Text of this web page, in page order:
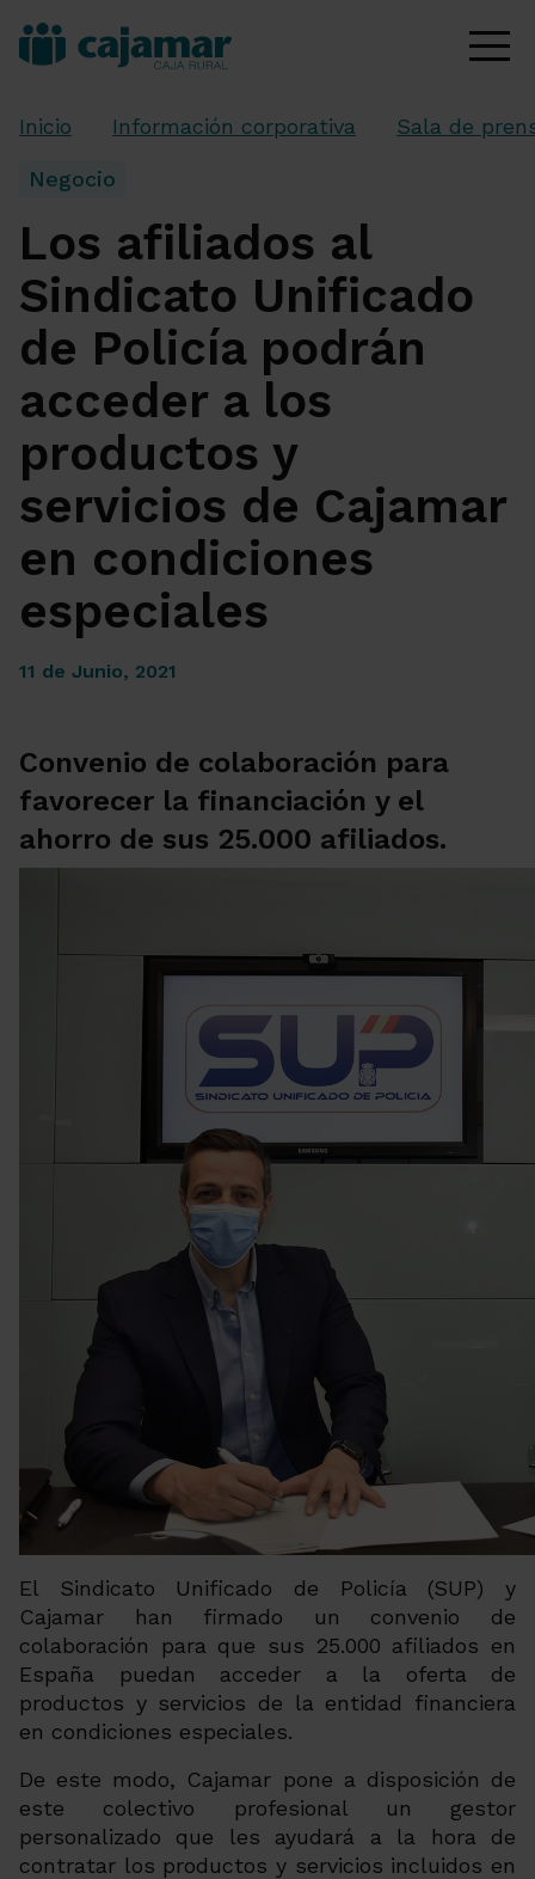
Inicio Información corporativa Sala de
Negocio
Los afiliados al
Sindicato Unificado
de Policía podrán
acceder a los
productos y
servicios de Cajamar
en condiciones
especiales
11 de Junio, 2021
Convenio de colaboración para
favorecer la financiación y el
ahorro de sus 25.000 afiliados.
El Sindicato Unificado de Policía (SUP) y
Cajamar han firmado un convenio de
colaboración para que sus 25.000 afiliados en
España puedan acceder a la oferta de
productos y servicios de la entidad financiera
en condiciones especiales.
De este modo, Cajamar pone a disposición de
este colectivo profesional un gestor
personalizado que les ayudará a la hora de
contratar los productos y servicios incluidos en